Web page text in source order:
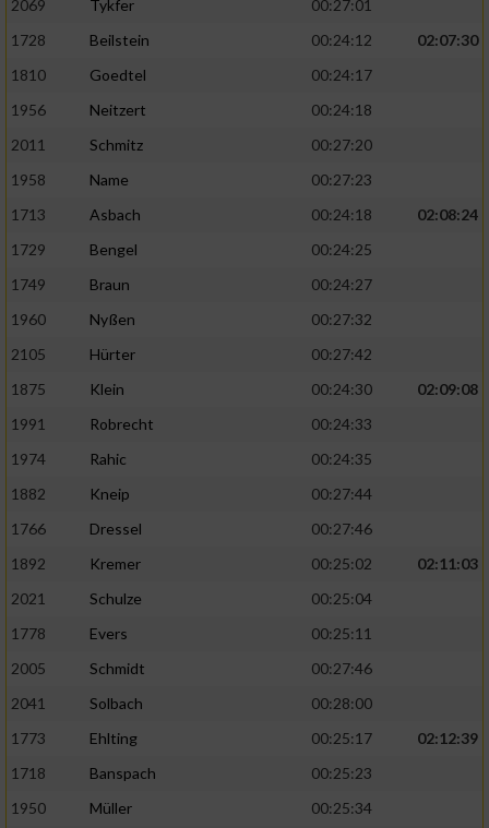
2069 Tykfer
00:27:01
1728
Beilstein 00:24:12
02:07:30
1810
Goedtel
00:24:17
1956
Neitzert
00:24:18
2011
Schmitz
00:27:20
1958
Name
00:27:23
1713
Asbach 00:24:18
02:08:24
1729
Bengel
00:24:25
1749
Braun
00:24:27
1960
Nyßen
00:27:32
2105
Hürter
00:27:42
1875
Klein 00:24:30
02:09:08
1991
Robrecht
00:24:33
1974
Rahic
00:24:35
1882
Kneip
00:27:44
1766
Dressel
00:27:46
1892
Kremer 00:25:02
02:11:03
2021
Schulze
00:25:04
1778
Evers
00:25:11
2005
Schmidt
00:27:46
2041
Solbach
00:28:00
1773
Ehlting 00:25:17
02:12:39
1718
Banspach
00:25:23
1950
Müller
00:25:34